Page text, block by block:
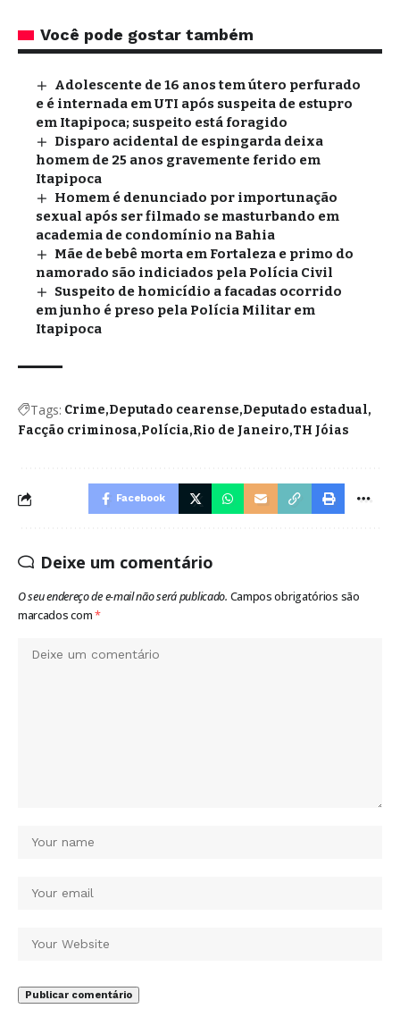
Você pode gostar também
Adolescente de 16 anos tem útero perfurado
e é internada em UTI após suspeita de estupro
em Itapipoca; suspeito está foragido
Disparo acidental de espingarda deixa
homem de 25 anos gravemente ferido em
Itapipoca
Homem é denunciado por importunação
sexual após ser filmado se masturbando em
academia de condomínio na Bahia
Mãe de bebê morta em Fortaleza e primo do
namorado são indiciados pela Polícia Civil
Suspeito de homicídio a facadas ocorrido
em junho é preso pela Polícia Militar em
Itapipoca
Tags: Crime Deputado cearense Deputado estadual
Facção criminosa Polícia Rio de Janeiro TH Jóias
Facebook
Deixe um comentário
O seu endereço de e-mail não será publicado. Campos obrigatórios são
marcados com*